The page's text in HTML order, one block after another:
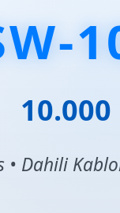
• Dahili